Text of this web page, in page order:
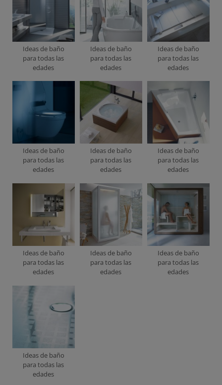
Ideas de baño
para todas las
edades
Ideas de baño
para todas las
edades
Ideas de baño
para todas las
edades
Ideas de baño
para todas las
edades
Ideas de baño
para todas las
edades
Ideas de baño
para todas las
edades
Ideas de baño
para todas las
edades
Ideas de baño
para todas las
edades
Ideas de baño
para todas las
edades
Ideas de baño
para todas las
edades